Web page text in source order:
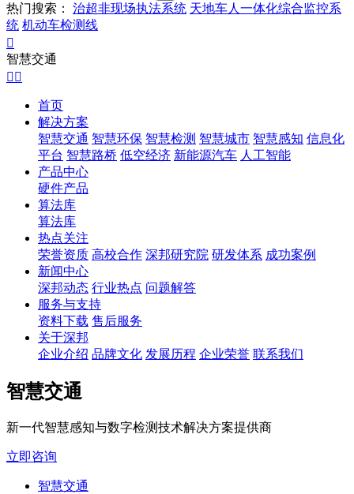
热门搜索： 治超非现场执法系统 天地车人一体化综合监控系
统 机动车检测线

智慧交通
 
首页
解决方案
智慧交通 智慧环保 智慧检测 智慧城市 智慧感知 信息化
平台 智慧路桥 低空经济 新能源汽车 人工智能
产品中心
硬件产品
算法库
算法库
热点关注
荣誉资质 高校合作 深邦研究院 研发体系 成功案例
新闻中心
深邦动态 行业热点 问题解答
服务与支持
资料下载 售后服务
关于深邦
企业介绍 品牌文化 发展历程 企业荣誉 联系我们
智慧交通
新一代智慧感知与数字检测技术解决方案提供商
立即咨询
智慧交通